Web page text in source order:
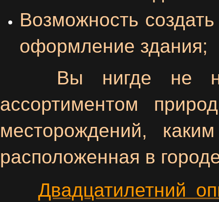
Возможность
оформление здания;
Вы нигде не
ассортиментом
месторождений,
расположенная в
Двадцатилетний